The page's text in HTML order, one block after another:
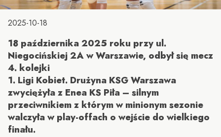
2025-10-18
18 października 2025 roku przy ul.
Niegocińskiej 2A w Warszawie, odbył się mecz
4. kolejki
1. Ligi Kobiet. Drużyna KSG Warszawa
zwyciężyła z Enea KS Piła – silnym
przeciwnikiem z którym w minionym sezonie
walczyła w play-offach o wejście do wielkiego
finału.